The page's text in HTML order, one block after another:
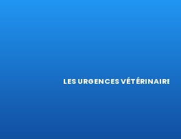
LES URGENCES VÉTÉRINAIRES